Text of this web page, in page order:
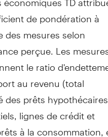
de pondération à
des mesures selon
perçue. Les
le ratio
au revenu (total
des prêts hypothécaires
lignes de crédit et
à la consommation,